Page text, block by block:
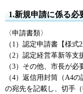
1.新規申請に係る必
〈申請書類〉
（1）認定申請書【様式
（2）認定経営革新等
（3）その他、市長が必
（4）返信用封筒（A4
の宛先を記載し、切手